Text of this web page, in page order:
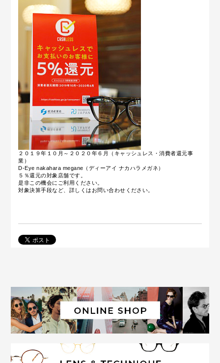
２０１９年１０月～２０２０年６月（キャッシュレス・消費者還元事
業）
D-Eye nakahara megane（ディーアイ ナカハラメガネ）
５％還元の対象店舗です。
是非この機会にご利用ください。
対象決算手段など、詳しくはお問い合わせください。